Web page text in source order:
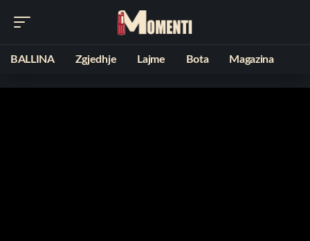
BALLINA Zgjedhje Lajme Bota Magazina